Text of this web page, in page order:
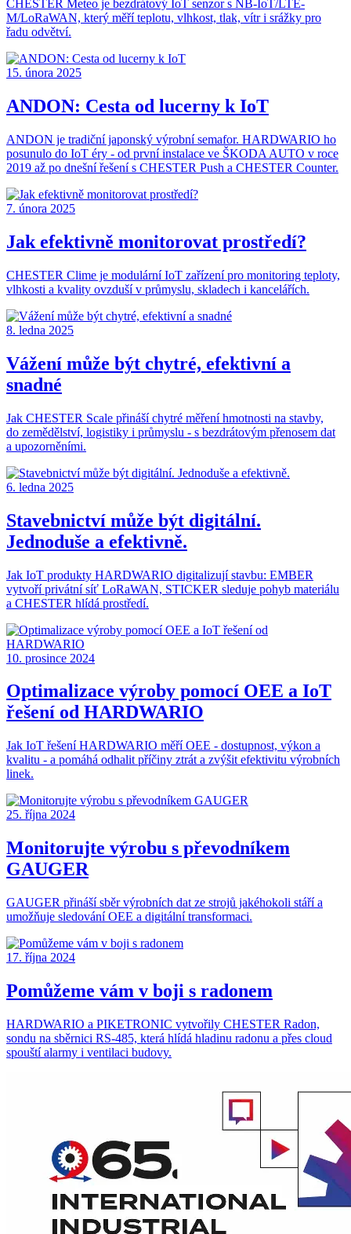
CHESTER Meteo je bezdrátový IoT senzor s NB-IoT/LTE-
M/LoRaWAN, který měří teplotu, vlhkost, tlak, vítr i srážky pro
řadu odvětví.
15. února 2025
ANDON: Cesta od lucerny k IoT
ANDON je tradiční japonský výrobní semafor. HARDWARIO ho
posunulo do IoT éry - od první instalace ve ŠKODA AUTO v roce
2019 až po dnešní řešení s CHESTER Push a CHESTER Counter.
7. února 2025
Jak efektivně monitorovat prostředí?
CHESTER Clime je modulární IoT zařízení pro monitoring teploty,
vlhkosti a kvality ovzduší v průmyslu, skladech i kancelářích.
8. ledna 2025
Vážení může být chytré, efektivní a
snadné
Jak CHESTER Scale přináší chytré měření hmotnosti na stavby,
do zemědělství, logistiky i průmyslu - s bezdrátovým přenosem dat
a upozorněními.
6. ledna 2025
Stavebnictví může být digitální.
Jednoduše a efektivně.
Jak IoT produkty HARDWARIO digitalizují stavbu: EMBER
vytvoří privátní síť LoRaWAN, STICKER sleduje pohyb materiálu
a CHESTER hlídá prostředí.
10. prosince 2024
Optimalizace výroby pomocí OEE a IoT
řešení od HARDWARIO
Jak IoT řešení HARDWARIO měří OEE - dostupnost, výkon a
kvalitu - a pomáhá odhalit příčiny ztrát a zvýšit efektivitu výrobních
linek.
25. října 2024
Monitorujte výrobu s převodníkem
GAUGER
GAUGER přináší sběr výrobních dat ze strojů jakéhokoli stáří a
umožňuje sledování OEE a digitální transformaci.
17. října 2024
Pomůžeme vám v boji s radonem
HARDWARIO a PIKETRONIC vytvořily CHESTER Radon,
sondu na sběrnici RS-485, která hlídá hladinu radonu a přes cloud
spouští alarmy i ventilaci budovy.